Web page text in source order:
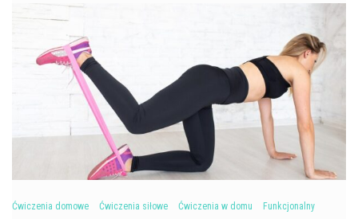
Ćwiczenia domowe Ćwiczenia siłowe Ćwiczenia w domu
Funkcjonalny